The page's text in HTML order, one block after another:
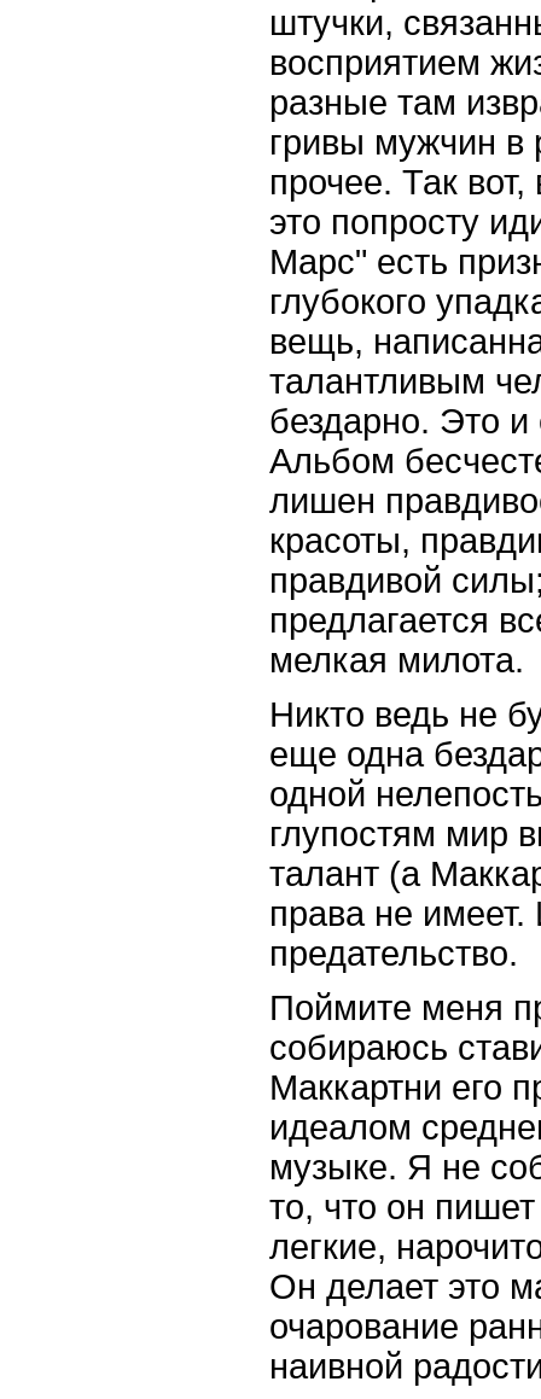
штучки,
восприятием
разные там
гривы мужчин в
прочее. Так
это попросту
Марс" есть
глубокого
вещь,
талантливым
бездарно. Это и
Альбом
лишен
красоты,
правдивой
предлагается
мелкая милота.
Никто ведь не
еще одна
одной
глупостям мир
талант (а
права не имеет.
предательство.
Поймите меня
собираюсь
Маккартни его
идеалом
музыке. Я не
то, что он
легкие,
Он делает это
очарование
наивной